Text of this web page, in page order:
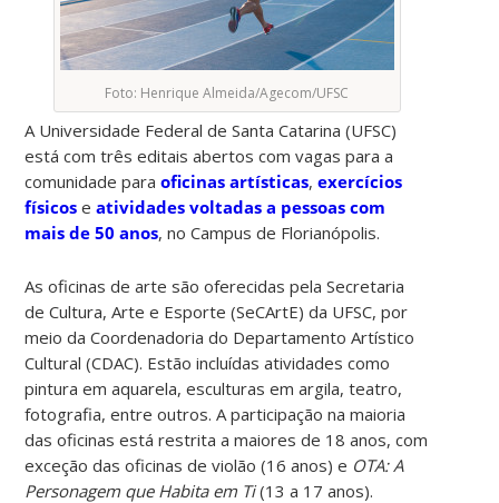
Foto: Henrique Almeida/Agecom/UFSC
A Universidade Federal de Santa Catarina (UFSC)
está com três editais abertos com vagas para a
comunidade paraoficinas artísticas,exercícios
físicos eatividades voltadas a pessoas com
mais de 50 anos, no Campus de Florianópolis.
As oficinas de arte são oferecidas pela Secretaria
de Cultura, Arte e Esporte (SeCArtE) da UFSC, por
meio da Coordenadoria do Departamento Artístico
Cultural (CDAC). Estão incluídas atividades como
pintura em aquarela, esculturas em argila, teatro,
fotografia, entre outros. A participação na maioria
das oficinas está restrita a maiores de 18 anos, com
exceção das oficinas de violão (16 anos) e OTA: A
Personagem que Habita em Ti(13 a 17 anos).